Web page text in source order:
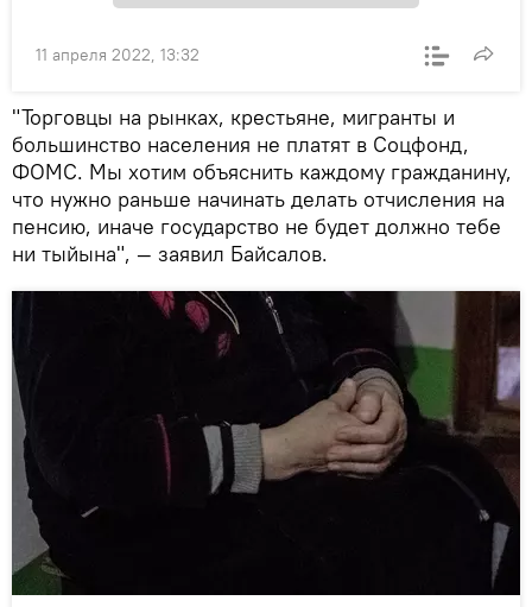
11 апреля 2022, 13:32
"Торговцы на рынках, крестьяне, мигранты и
большинство населения не платят в Соцфонд,
ФОМС. Мы хотим объяснить каждому гражданину,
что нужно раньше начинать делать отчисления на
пенсию, иначе государство не будет должно тебе
ни тыйына", — заявил Байсалов.